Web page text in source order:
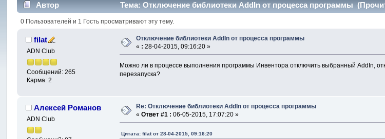
Автор Тема: Отключение библиотеки AddIn от процесса программы
0 Пользователей и 1 Гость просматривают эту тему.
filat
ADN Club
Сообщений: 265
Карма: 2
Отключение библиотеки AddIn от процесса программы
« : 28-04-2015, 09:16:20 »
Можно ли в процессе выполнения программы Инвентора отключить выбранный AddIn,
перезапуска?
Алексей Романов
ADN Club
Re: Отключение библиотеки AddIn от процесса программы
«Ответ #1 : 06-05-2015, 17:07:20 »
Цитата: filat от 28-04-2015, 09:16:20